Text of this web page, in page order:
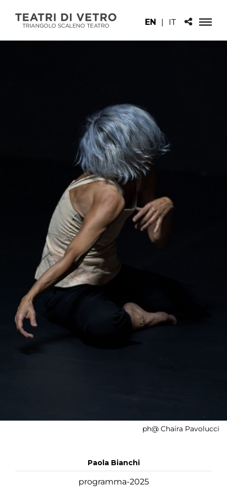
EN | IT
ph@ Chaira Pavolucci
Paola Bianchi
programma-2025